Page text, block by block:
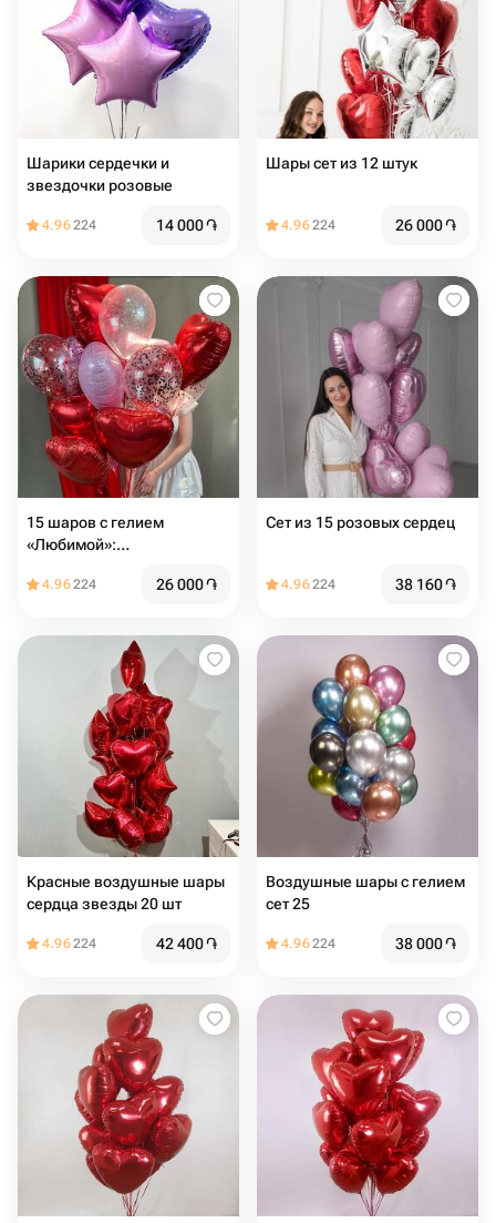
Шарики сердечки и
звездочки розовые
4.96224 14 000֏
Шары сет из 12 штук
4.96224 26 000֏
15 шаров с гелием
«Любимой»:
конфетти
4.96224 26 000֏
Сет из 15 розовых сердец
4.96224 38 160֏
Красные воздушные шары
сердца звезды 20 шт
4.96224 42 400֏
Воздушные шары с гелием
сет 25
4.96224 38 000֏